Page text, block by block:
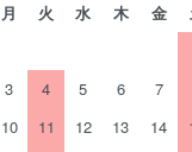
月 火 水 木 金
3 4 5 6 7
10 11 12 13 14